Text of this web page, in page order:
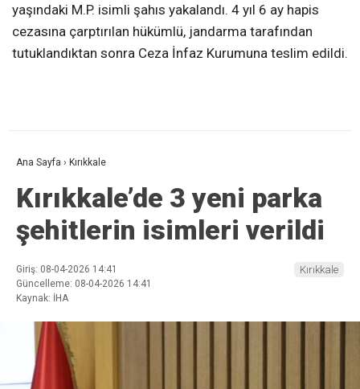
yaşındaki M.P. isimli şahıs yakalandı. 4 yıl 6 ay hapis
cezasına çarptırılan hükümlü, jandarma tarafından
tutuklandıktan sonra Ceza İnfaz Kurumuna teslim edildi.
Ana Sayfa › Kırıkkale
Kırıkkale’de 3 yeni parka
şehitlerin isimleri verildi
Giriş: 08-04-2026 14:41
Güncelleme: 08-04-2026 14:41
Kaynak: İHA
Kırıkkale